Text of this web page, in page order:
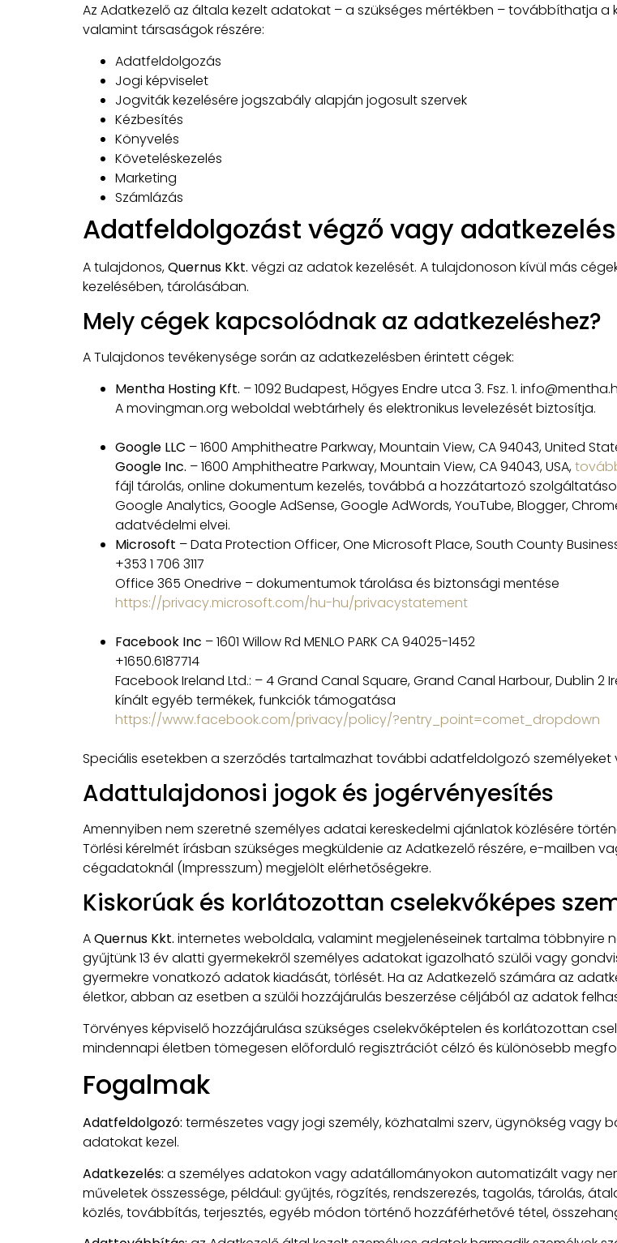
Az Adatkezelő az általa kezelt adatokat – a szükséges mértékben – továbbíthatja a
valamint társaságok részére:
Adatfeldolgozás
Jogi képviselet
Jogviták kezelésére jogszabály alapján jogosult szervek
Kézbesítés
Könyvelés
Követeléskezelés
Marketing
Számlázás
Adatfeldolgozást végző vagy
A tulajdonos,Quernus Kkt. végzi az adatok kezelését. A tulajdonoson kívül más
kezelésében, tárolásában.
Mely cégek kapcsolódnak az adatkezeléshez?
A Tulajdonos tevékenysége során az adatkezelésben érintett cégek:
Mentha Hosting Kft. – 1092 Budapest, Hőgyes Endre utca 3. Fsz. 1.
A movingman.org weboldal webtárhely és elektronikus levelezését biztosítja.
Google LLC – 1600 Amphitheatre Parkway, Mountain View, CA 94043, United
Google Inc. – 1600 Amphitheatre Parkway, Mountain View, CA 94043, USA,
fájl tárolás, online dokumentum kezelés, továbbá a hozzátartozó
Google Analytics, Google AdSense, Google AdWords, YouTube, Blogger,
adatvédelmi elvei.
Microsoft – Data Protection Officer, One Microsoft Place, South County
+353 1 706 3117
Office 365 Onedrive – dokumentumok tárolása és biztonsági mentése
https://privacy.microsoft.com/hu-hu/privacystatement
Facebook Inc – 1601 Willow Rd MENLO PARK CA 94025-1452
+1650.6187714
Facebook Ireland Ltd.: – 4 Grand Canal Square, Grand Canal Harbour, Dublin
kínált egyéb termékek, funkciók támogatása
https://www.facebook.com/privacy/policy/?entry_point=comet_dropdown
Speciális esetekben a szerződés tartalmazhat további adatfeldolgozó személyeket
Adattulajdonosi jogok és jogérvényesítés
Amennyiben nem szeretné személyes adatai kereskedelmi ajánlatok közlésére
Törlési kérelmét írásban szükséges megküldenie az Adatkezelő részére, e-mailben
cégadatoknál (Impresszum) megjelölt elérhetőségekre.
Kiskorúak és korlátozottan cselekvőképes
AQuernus Kkt. internetes weboldala, valamint megjelenéseinek tartalma többnyire
gyűjtünk 13 év alatti gyermekekről személyes adatokat igazolható szülői vagy
gyermekre vonatkozó adatok kiadását, törlését. Ha az Adatkezelő számára az
életkor, abban az esetben a szülői hozzájárulás beszerzése céljából az adatok
Törvényes képviselő hozzájárulása szükséges cselekvőképtelen és korlátozottan
mindennapi életben tömegesen előforduló regisztrációt célzó és különösebb
Fogalmak
Adatfeldolgozó: természetes vagy jogi személy, közhatalmi szerv, ügynökség vagy
adatokat kezel.
Adatkezelés: a személyes adatokon vagy adatállományokon automatizált vagy
műveletek összessége, például: gyűjtés, rögzítés, rendszerezés, tagolás, tárolás,
közlés, továbbítás, terjesztés, egyéb módon történő hozzáférhetővé tétel,